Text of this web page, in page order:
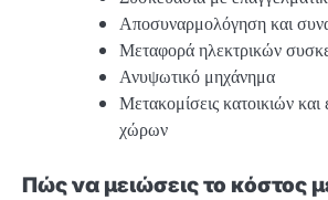
Αποσυναρμολόγηση και
Μεταφορά ηλεκτρικών
Ανυψωτικό μηχάνημα
Μετακομίσεις κατοικιών
χώρων
Πώς να μειώσεις το κόστος